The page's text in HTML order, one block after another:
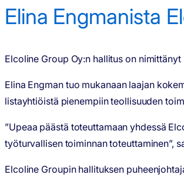
Elina Engmanista
Elcoline Group Oy:n hallitus on
Elina Engman tuo mukanaan laajan
listayhtiöistä pienempiin teollisuuden
”Upeaa päästä toteuttamaan yhdessä
työturvallisen toiminnan toteuttaminen”,
Elcoline Groupin hallituksen